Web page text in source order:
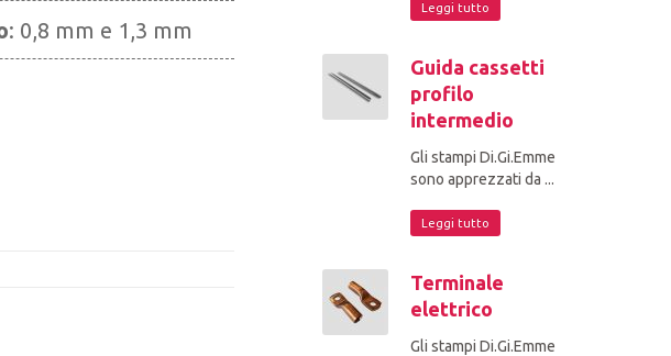
: 0,8 mm e 1,3 mm
Leggi tutto
Guida cassetti
profilo
intermedio
Gli stampi Di.Gi.Emme
sono apprezzati da ...
Leggi tutto
Terminale
elettrico
Gli stampi Di.Gi.Emme